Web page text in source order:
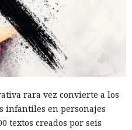
ganó dinero durante
de otras personas, antes
los últimos años — ataque a
rara vez convierte a los
infantiles en personajes
textos creados por seis